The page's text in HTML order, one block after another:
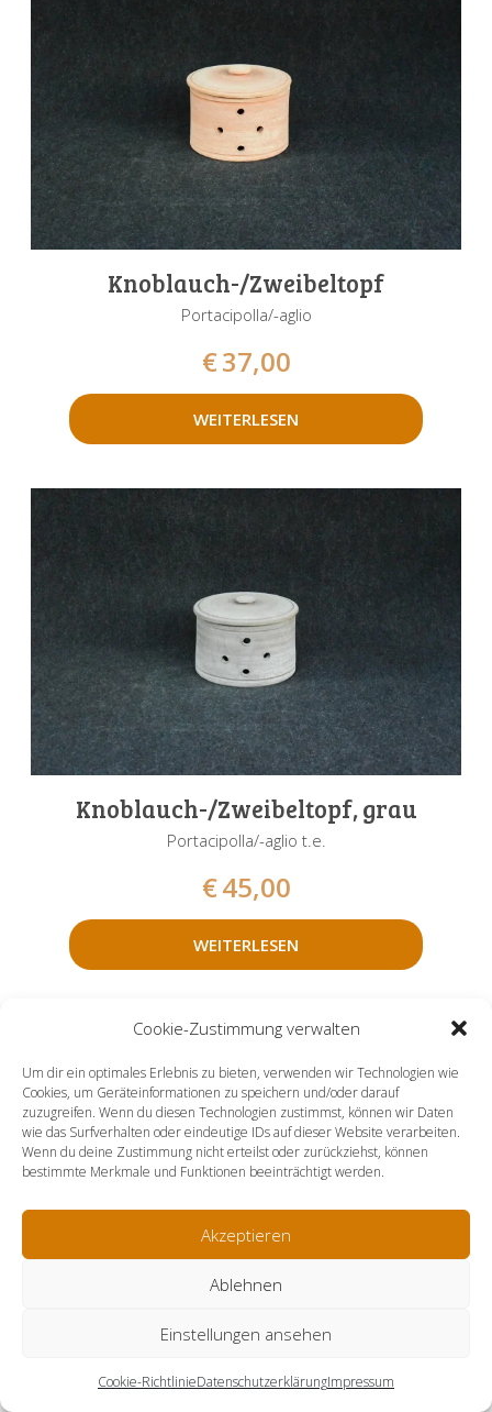
Cookie-Zustimmung verwalten
Um dir ein optimales Erlebnis zu bieten, verwenden wir Technologien wie
Cookies, um Geräteinformationen zu speichern und/oder darauf
zuzugreifen. Wenn du diesen Technologien zustimmst, können wir Daten
wie das Surfverhalten oder eindeutige IDs auf dieser Website verarbeiten.
Wenn du deine Zustimmung nicht erteilst oder zurückziehst, können
bestimmte Merkmale und Funktionen beeinträchtigt werden.
Akzeptieren
Ablehnen
Einstellungen ansehen
Cookie-RichtlinieDatenschutzerklärungImpressum
Knoblauch-/Zweibeltopf
Portacipolla/-aglio
€37,00
WEITERLESEN
Knoblauch-/Zweibeltopf, grau
Portacipolla/-aglio t.e.
€45,00
WEITERLESEN
Knoblauchtopf, groß